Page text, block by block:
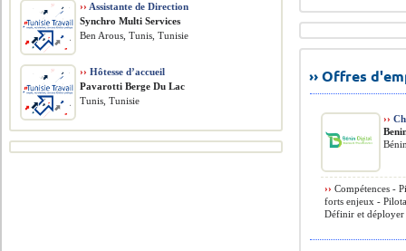
›› Offres
››
›› Compétences -
forts enjeux -
Définir et
›› Assistante de Direction
Synchro Multi Services
Ben Arous, Tunis, Tunisie
›› Hôtesse d’accueil
Pavarotti Berge Du Lac
Tunis, Tunisie